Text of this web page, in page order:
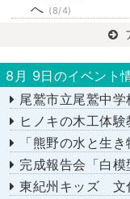
へ (8/4)
8月 9日のイベント
尾鷲市立尾鷲中
ヒノキの木工体験
「熊野の水と生
完成報告会「白模型に
東紀州キッズ 文